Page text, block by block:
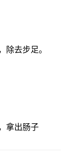
除去步足。
拿出肠子